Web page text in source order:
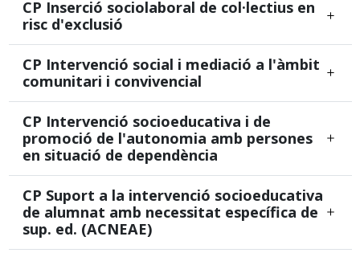
CP Inserció sociolaboral de col·lectius en
risc d'exclusió
CP Intervenció social i mediació a l'àmbit
comunitari i convivencial
CP Intervenció socioeducativa i de
promoció de l'autonomia amb persones
en situació de dependència
CP Suport a la intervenció socioeducativa
de alumnat amb necessitat específica de
sup. ed. (ACNEAE)